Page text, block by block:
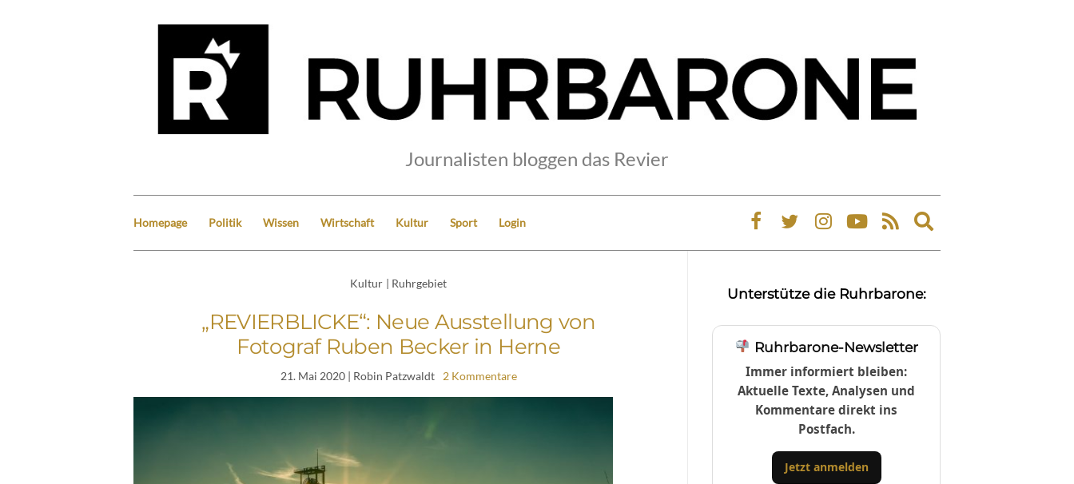
Journalisten bloggen das Revier
Homepage Politik Wissen Wirtschaft Kultur Sport Login
Expand
search
Kultur | Ruhrgebiet
„REVIERBLICKE“: Neue Ausstellung von
Fotograf Ruben Becker in Herne
21. Mai 2020| Robin Patzwaldt 2 Kommentare
Unterstütze die Ruhrbarone:
Ruhrbarone-Newsletter
Immer informiert bleiben:
Aktuelle Texte, Analysen und
Kommentare direkt ins
Postfach.
Jetzt anmelden